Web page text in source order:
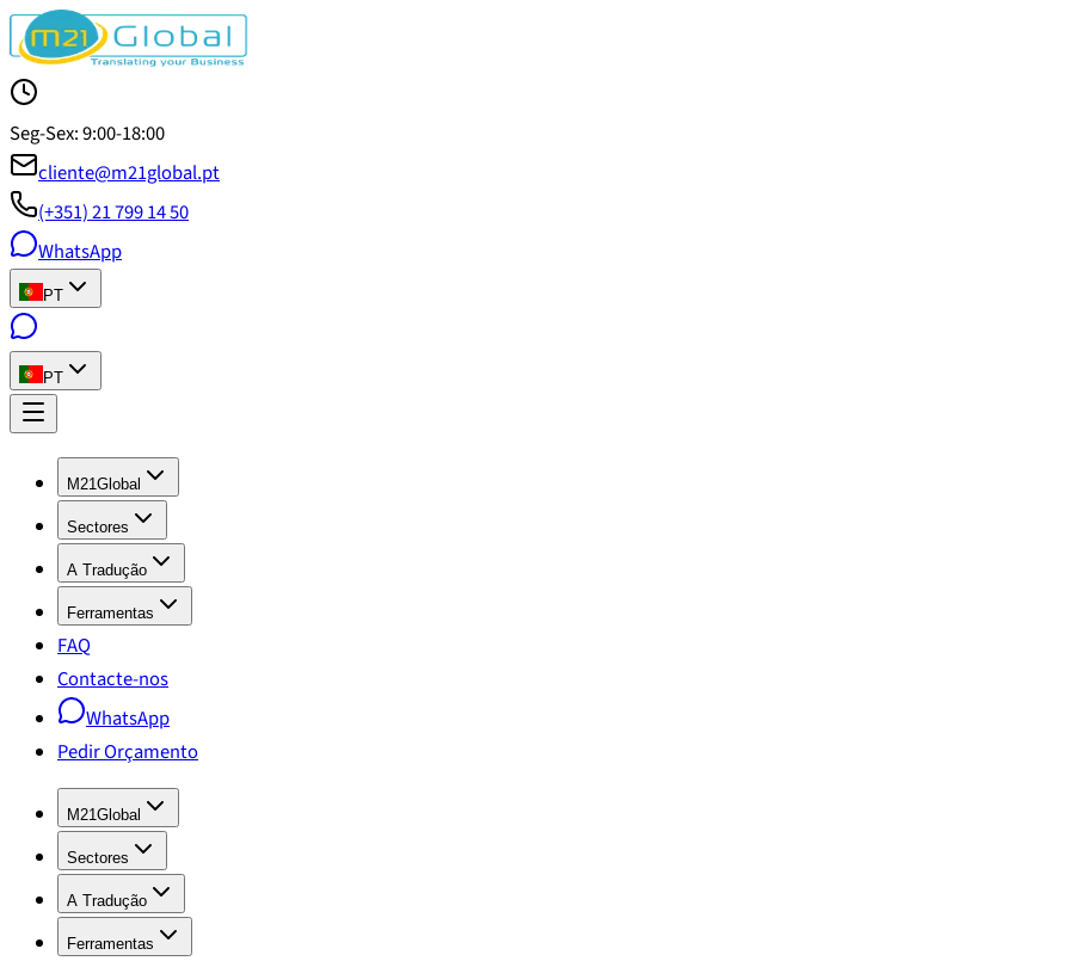
Seg-Sex: 9:00-18:00
cliente@m21global.pt
(+351) 21 799 14 50
WhatsApp
PT
PT
M21Global
Sectores
A Tradução
Ferramentas
FAQ
Contacte-nos
WhatsApp
Pedir Orçamento
M21Global
Sectores
A Tradução
Ferramentas